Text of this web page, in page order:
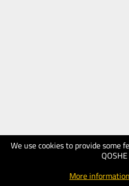
We use cookies to provide some
QOSHE
More